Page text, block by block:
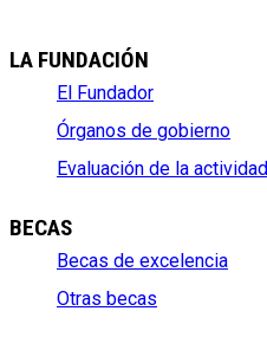
LA FUNDACIÓN
El Fundador
Órganos de gobierno
Evaluación de la actividad
BECAS
Becas de excelencia
Otras becas